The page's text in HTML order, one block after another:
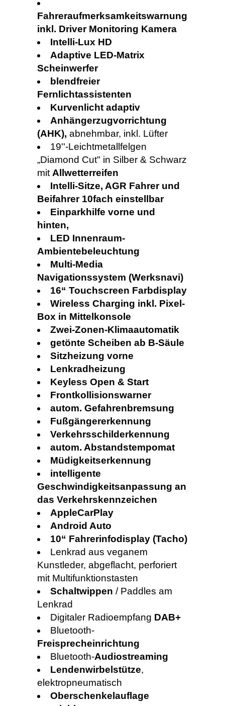
Fahreraufmerksamkeitswarnung
inkl. Driver Monitoring Kamera
Intelli-Lux HD
Adaptive LED-Matrix
Scheinwerfer
blendfreier
Fernlichtassistenten
Kurvenlicht adaptiv
Anhängerzugvorrichtung
(AHK), abnehmbar, inkl. Lüfter
19''-Leichtmetallfelgen
„Diamond Cut" in Silber & Schwarz
mit Allwetterreifen
Intelli-Sitze, AGR Fahrer und
Beifahrer 10fach einstellbar
Einparkhilfe vorne und
hinten,
LED Innenraum-
Ambientebeleuchtung
Multi-Media
Navigationssystem (Werksnavi)
16“ Touchscreen Farbdisplay
Wireless Charging inkl. Pixel-
Box in Mittelkonsole
Zwei-Zonen-Klimaautomatik
getönte Scheiben ab B-Säule
Sitzheizung vorne
Lenkradheizung
Keyless Open & Start
Frontkollisionswarner
autom. Gefahrenbremsung
Fußgängererkennung
Verkehrsschilderkennung
autom. Abstandstempomat
Müdigkeitserkennung
intelligente
Geschwindigkeitsanpassung an
das Verkehrskennzeichen
AppleCarPlay
Android Auto
10“ Fahrerinfodisplay (Tacho)
Lenkrad aus veganem
Kunstleder, abgeflacht, perforiert
mit Multifunktionstasten
Schaltwippen/ Paddles am
Lenkrad
Digitaler Radioempfang DAB+
Bluetooth-
Freisprecheinrichtung
Bluetooth-Audiostreaming
Lendenwirbelstütze,
elektropneumatisch
Oberschenkelauflage